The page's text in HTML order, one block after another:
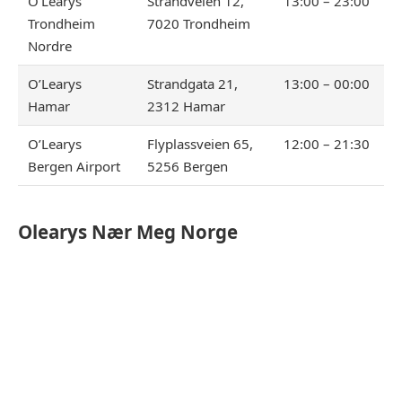
Trondheim
Nordre
7020 Trondheim
O’Learys
Hamar
Strandgata 21,
2312 Hamar
13:00 – 00:00
O’Learys
Bergen Airport
Flyplassveien 65,
5256 Bergen
12:00 – 21:30
Olearys Nær Meg Norge